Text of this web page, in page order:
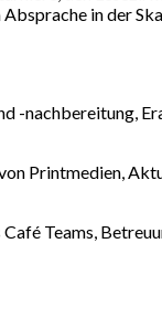
in der
-nachbereitung,
Printmedien,
Teams,